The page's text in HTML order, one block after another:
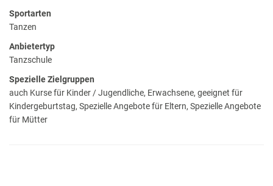
Sportarten
Tanzen
Anbietertyp
Tanzschule
Spezielle Zielgruppen
auch Kurse für Kinder / Jugendliche, Erwachsene, geeignet für
Kindergeburtstag, Spezielle Angebote für Eltern, Spezielle Angebote
für Mütter